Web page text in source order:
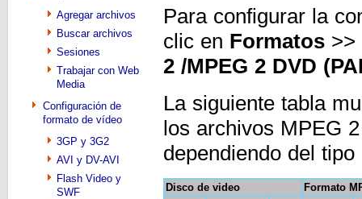
Agregar archivos
Buscar archivos
Sesiones
Trabajar con Web
Media
Configuración de
formato de vídeo
3GP y 3G2
AVI y DV-AVI
Flash Video y
SWF
Para configurar la
clic en Formatos >>
2 /MPEG 2 DVD
La siguiente tabla
los archivos MPEG
dependiendo del
Disco de video
Formato